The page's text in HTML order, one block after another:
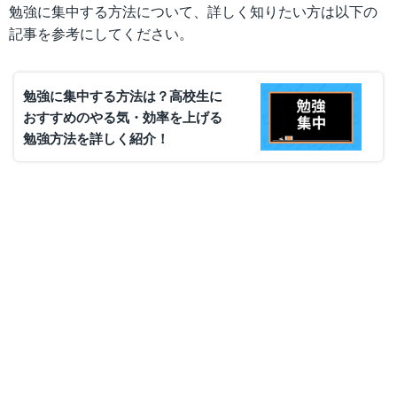
勉強に集中する方法について、詳しく知りたい方は以下の
記事を参考にしてください。
勉強に集中する方法は？高校生に
おすすめのやる気・効率を上げる
勉強方法を詳しく紹介！